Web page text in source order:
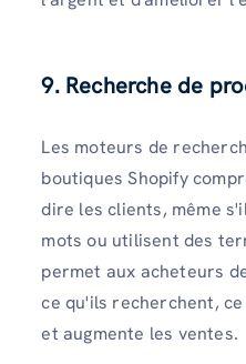
9. Recherche de
Les moteurs de
boutiques Shopify
dire les clients, même
mots ou utilisent des
permet aux acheteurs
ce qu'ils recherchent,
et augmente les ventes.